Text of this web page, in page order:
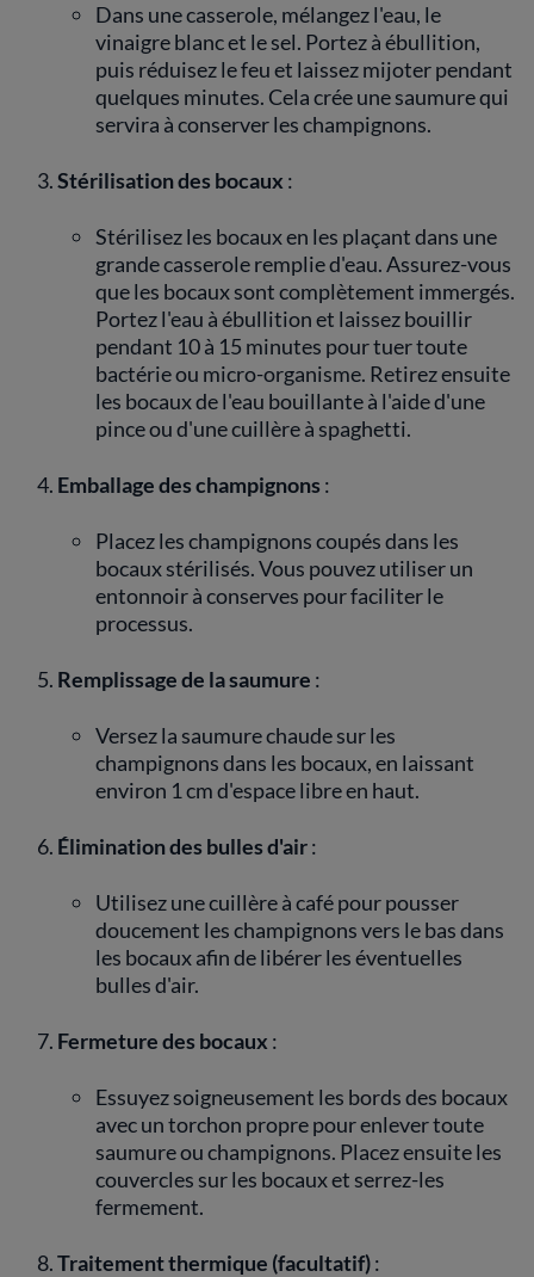
Dans une casserole, mélangez l'eau, le
vinaigre blanc et le sel. Portez à ébullition,
puis réduisez le feu et laissez mijoter pendant
quelques minutes. Cela crée une saumure qui
servira à conserver les champignons.
Stérilisation des bocaux :
Stérilisez les bocaux en les plaçant dans une
grande casserole remplie d'eau. Assurez-vous
que les bocaux sont complètement immergés.
Portez l'eau à ébullition et laissez bouillir
pendant 10 à 15 minutes pour tuer toute
bactérie ou micro-organisme. Retirez ensuite
les bocaux de l'eau bouillante à l'aide d'une
pince ou d'une cuillère à spaghetti.
Emballage des champignons :
Placez les champignons coupés dans les
bocaux stérilisés. Vous pouvez utiliser un
entonnoir à conserves pour faciliter le
processus.
Remplissage de la saumure :
Versez la saumure chaude sur les
champignons dans les bocaux, en laissant
environ 1 cm d'espace libre en haut.
Élimination des bulles d'air:
Utilisez une cuillère à café pour pousser
doucement les champignons vers le bas dans
les bocaux afin de libérer les éventuelles
bulles d'air.
Fermeture des bocaux :
Essuyez soigneusement les bords des bocaux
avec un torchon propre pour enlever toute
saumure ou champignons. Placez ensuite les
couvercles sur les bocaux et serrez-les
fermement.
Traitement thermique (facultatif):